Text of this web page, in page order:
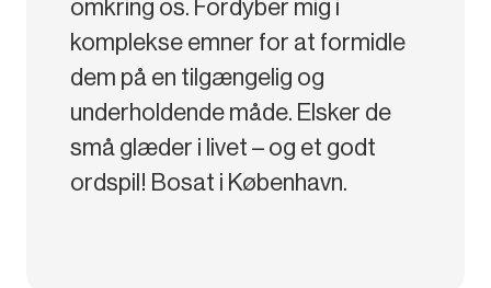
omkring os. Fordyber mig i
komplekse emner for at formidle
dem på en tilgængelig og
underholdende måde. Elsker de
små glæder i livet – og et godt
ordspil! Bosat i København.